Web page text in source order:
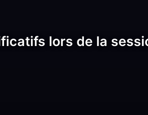
lors de la